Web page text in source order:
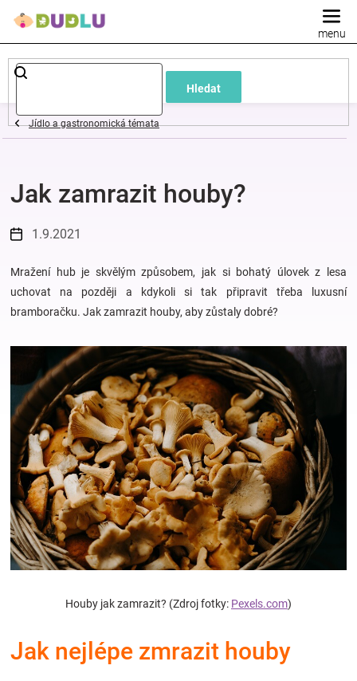
Hledat
Dětské
a
oblečení
Pokojíček
a
kojenecká
Hračky
zábava
pro
děti
Těhotenské
oblečení
Jídlo a gastronomická témata
Jak zamrazit houby?
1.9.2021
Mražení hub je skvělým způsobem, jak si bohatý úlovek z lesa
uchovat na později a kdykoli si tak připravit třeba luxusní
bramboračku. Jak zamrazit houby, aby zůstaly dobré?
Houby jak zamrazit? (Zdroj fotky: Pexels.com)
Jak nejlépe zmrazit houby